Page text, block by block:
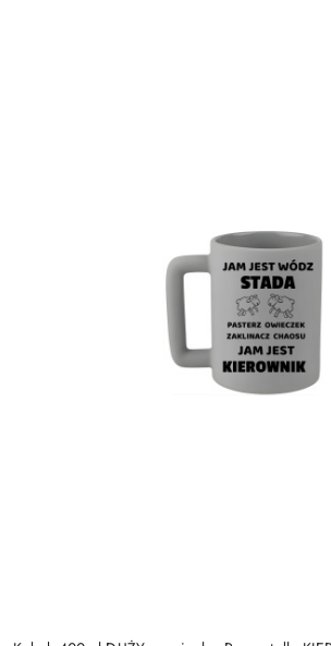
Cena: